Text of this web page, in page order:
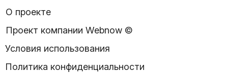
О проекте
Проект компании Webnow ©
Условия использования
Политика конфиденциальности